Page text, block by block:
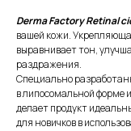
Derma Factory Retinal
вашей кожи.
выравнивает тон,
раздражения.
Специально
в липосомальной форме
делает продукт
для новичков в